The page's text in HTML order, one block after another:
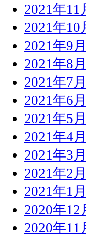
2021年11
2021年10
2021年9月
2021年8月
2021年7月
2021年6月
2021年5月
2021年4月
2021年3月
2021年2月
2021年1月
2020年12
2020年11